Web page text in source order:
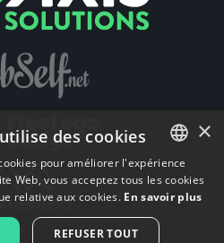
ENGLISH
FRENCH
×
des cookies
pour améliorer l'expérience
Web, vous acceptez tous les cookies
relative aux cookies. En savoir plus
REFUSER TOUT